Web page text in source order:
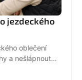
jezdeckého
oblečení
a nešlápnout